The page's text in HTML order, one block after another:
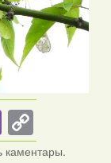
Viber
Link
каментары.